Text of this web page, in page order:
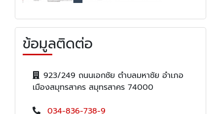
ข้อมูลติดต่อ
923/249 ถนนเอกชัย ตำบลมหาชัย อำเภอ
เมืองสมุทรสาคร สมุทรสาคร 74000
034-836-738-9